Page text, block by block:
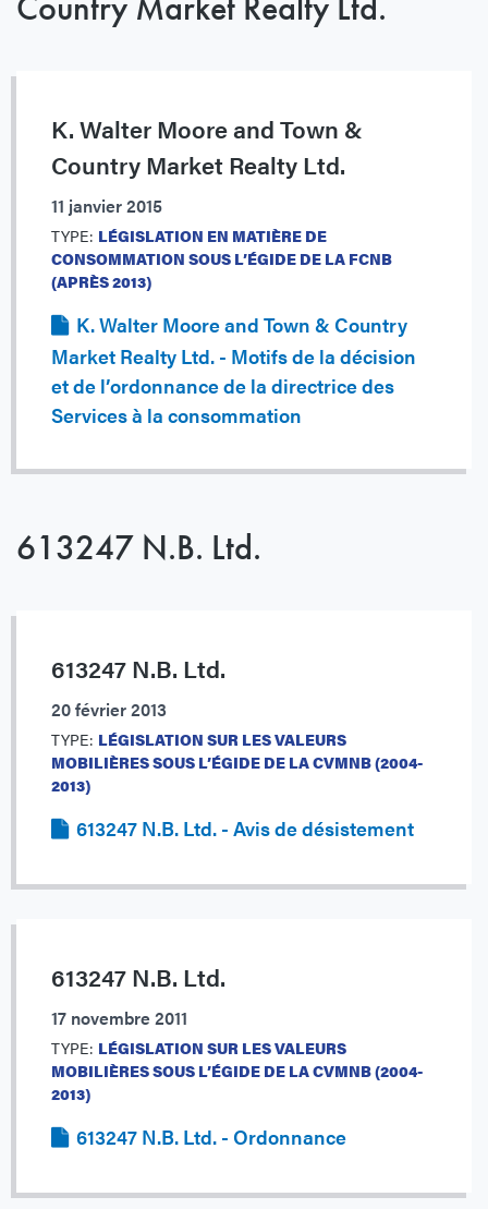
K. Walter Moore and Town &
Country Market Realty Ltd.
11 janvier 2015
TYPE: LÉGISLATION EN MATIÈRE DE
CONSOMMATION SOUS L’ÉGIDE DE LA FCNB
(APRÈS 2013)
K. Walter Moore and Town & Country
Market Realty Ltd. - Motifs de la décision
et de l’ordonnance de la directrice des
Services à la consommation
613247 N.B. Ltd.
613247 N.B. Ltd.
20 février 2013
TYPE: LÉGISLATION SUR LES VALEURS
MOBILIÈRES SOUS L’ÉGIDE DE LA CVMNB (2004-
2013)
613247 N.B. Ltd. - Avis de désistement
613247 N.B. Ltd.
17 novembre 2011
TYPE: LÉGISLATION SUR LES VALEURS
MOBILIÈRES SOUS L’ÉGIDE DE LA CVMNB (2004-
2013)
613247 N.B. Ltd. - Ordonnance